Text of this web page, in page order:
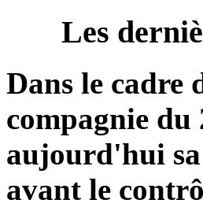
Les
Dans le cadre
compagnie
aujourd'hui
avant le